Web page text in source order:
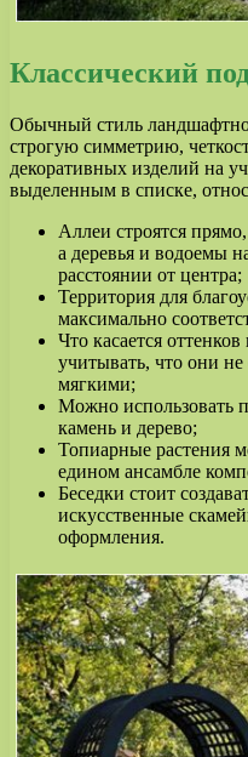
Классический
Обычный стиль
строгую симметрию,
декоративных изделий на
выделенным в списке,
Аллеи строятся
а деревья и водоемы
расстоянии от центра;
Территория для
максимально
Что касается
учитывать, что они
мягкими;
Можно использовать
камень и дерево;
Топиарные растения
едином ансамбле
Беседки стоит
искусственные
оформления.